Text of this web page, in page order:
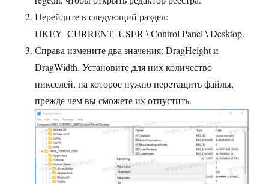
Перейдите в следующий раздел:
HKEY_CURRENT_USER \ Control Panel \ Desktop.
Справа измените два значения: DragHeight и
DragWidth. Установите для них количество
пикселей, на которое нужно перетащить файлы,
прежде чем вы сможете их отпустить.